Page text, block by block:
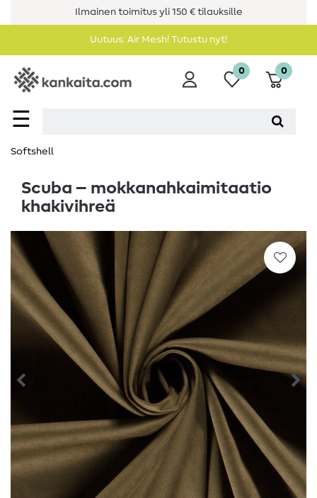
Ilmainen toimitus yli 150 € tilauksille
Uutuus: Air Mesh! Tutustu nyt!
☰
0 0
Softshell
Scuba – mokkanahkaimitaatio
khakivihreä